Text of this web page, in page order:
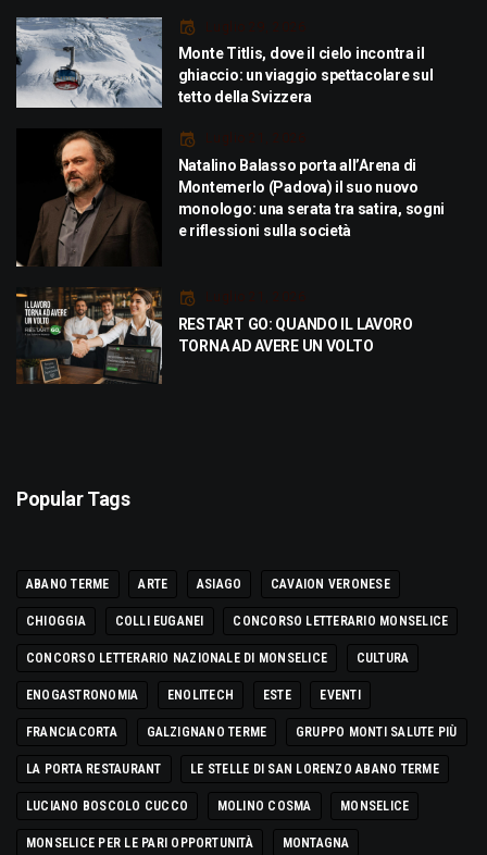
Luglio 29, 2026
Monte Titlis, dove il cielo incontra il
ghiaccio: un viaggio spettacolare sul
tetto della Svizzera
Luglio 21, 2026
Natalino Balasso porta all’Arena di
Montemerlo (Padova) il suo nuovo
monologo: una serata tra satira, sogni
e riflessioni sulla società
Luglio 21, 2026
RESTART GO: QUANDO IL LAVORO
TORNA AD AVERE UN VOLTO
Popular Tags
ABANO TERME ARTE ASIAGO CAVAION VERONESE
CHIOGGIA COLLI EUGANEI CONCORSO LETTERARIO MONSELICE
CONCORSO LETTERARIO NAZIONALE DI MONSELICE CULTURA
ENOGASTRONOMIA ENOLITECH ESTE EVENTI
FRANCIACORTA GALZIGNANO TERME GRUPPO MONTI SALUTE PIÙ
LA PORTA RESTAURANT LE STELLE DI SAN LORENZO ABANO TERME
LUCIANO BOSCOLO CUCCO MOLINO COSMA MONSELICE
MONSELICE PER LE PARI OPPORTUNITÀ MONTAGNA